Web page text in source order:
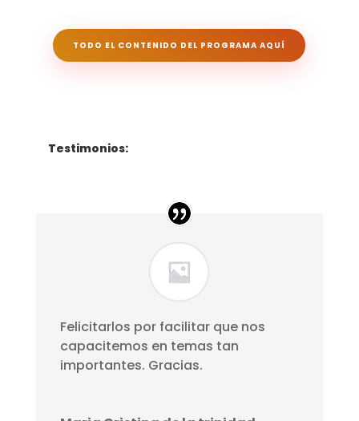
TODO EL CONTENIDO DEL PROGRAMA AQUÍ
Testimonios:
Felicitarlos por facilitar que nos
capacitemos en temas tan
importantes. Gracias.